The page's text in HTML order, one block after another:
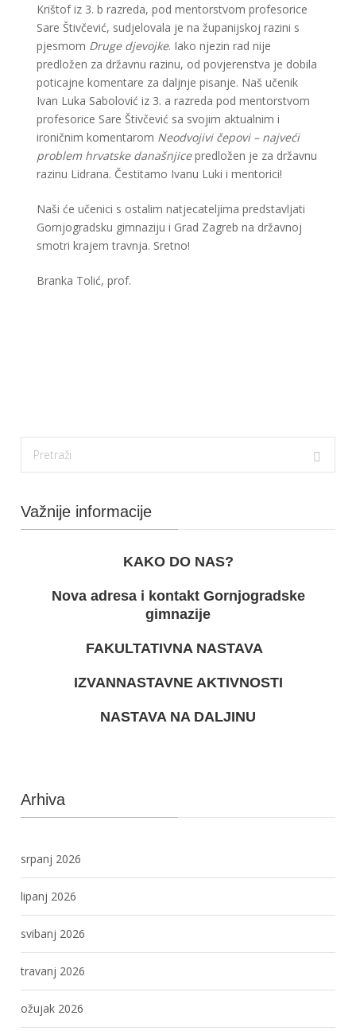
Krištof iz 3. b razreda, pod mentorstvom profesorice
Sare Štivčević, sudjelovala je na županijskoj razini s
pjesmom Druge djevojke. Iako njezin rad nije
predložen za državnu razinu, od povjerenstva je dobila
poticajne komentare za daljnje pisanje. Naš učenik
Ivan Luka Sabolović iz 3. a razreda pod mentorstvom
profesorice Sare Štivčević sa svojim aktualnim i
ironičnim komentarom Neodvojivi čepovi – najveći
problem hrvatske današnjicepredložen je za državnu
razinu Lidrana. Čestitamo Ivanu Luki i mentorici!
Naši će učenici s ostalim natjecateljima predstavljati
Gornjogradsku gimnaziju i Grad Zagreb na državnoj
smotri krajem travnja. Sretno!
Branka Tolić, prof.
Važnije informacije
KAKO DO NAS?
Nova adresa i kontakt Gornjogradske
gimnazije
FAKULTATIVNA NASTAVA
IZVANNASTAVNE AKTIVNOSTI
NASTAVA NA DALJINU
Arhiva
srpanj 2026
lipanj 2026
svibanj 2026
travanj 2026
ožujak 2026